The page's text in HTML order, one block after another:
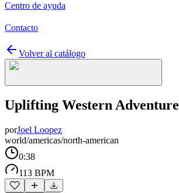
Centro de ayuda
Contacto
Volver al catálogo
Uplifting Western Adventure
porJoel Loopez
world/americas/north-american
0:38
113 BPM